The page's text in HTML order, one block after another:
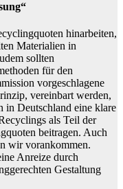
hinarbeiten,
Materialien in
sollten
für den
vorgeschlagene
vereinbart werden,
in Deutschland eine klare
als Teil der
beitragen. Auch
wir vorankommen.
Anreize durch
Gestaltung